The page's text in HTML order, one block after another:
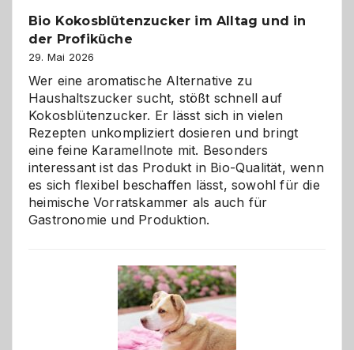
eigenen
Bio Kokosblütenzucker im Alltag und in
der Profiküche
29. Mai 2026
Wer eine aromatische Alternative zu
Haushaltszucker sucht, stößt schnell auf
Kokosblütenzucker. Er lässt sich in vielen
Rezepten unkompliziert dosieren und bringt
eine feine Karamellnote mit. Besonders
interessant ist das Produkt in Bio-Qualität, wenn
es sich flexibel beschaffen lässt, sowohl für die
heimische Vorratskammer als auch für
Gastronomie und Produktion.